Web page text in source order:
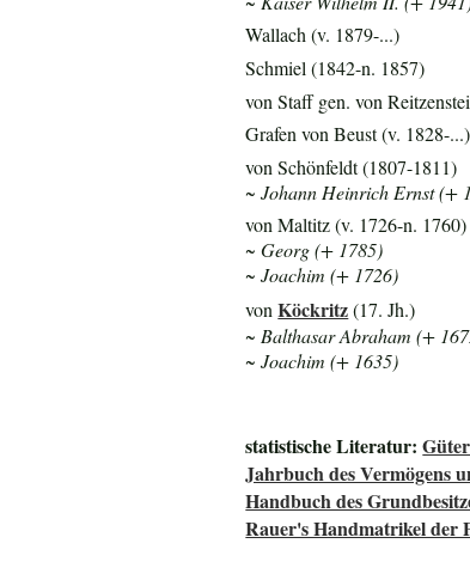
Wallach (v. 1879-...)
Schmiel (1842-n. 1857)
von Staff gen. von
Grafen von Beust (v. 1828-...)
von Schönfeldt (1807-1811)
~ Johann Heinrich Ernst (+
von Maltitz (v. 1726-n. 1760)
~ Georg (+ 1785)
~ Joachim (+ 1726)
vonKöckritz(17. Jh.)
~ Balthasar Abraham (+
~ Joachim (+ 1635)
statistische Literatur:
Jahrbuch des Vermögens
Handbuch des
Rauer's Handmatrikel der